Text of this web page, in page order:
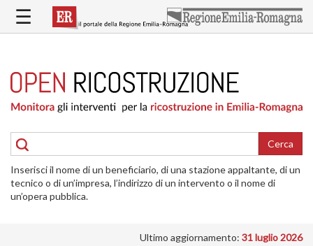
contenuto
RICOSTRUZIONE
PUBBLICA
DELLE
ABITAZIONI
RICOSTRUZIONE
ATTIVITÀ
☰
Cerca
Inserisci il nome di un beneficiario, di una stazione appaltante, di un
tecnico o di un’impresa, l’indirizzo di un intervento o il nome di
un’opera pubblica.
Ultimo aggiornamento: 31 luglio 2026